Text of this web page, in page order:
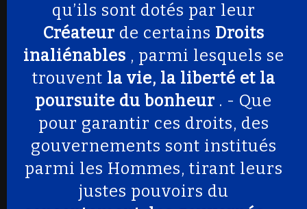
qu’ils sont dotés par leur
Créateur de certains Droits
inaliénables , parmi lesquels se
trouvent la vie, la liberté et la
poursuite du bonheur . - Que
pour garantir ces droits, des
gouvernements sont institués
parmi les Hommes, tirant leurs
justes pouvoirs du